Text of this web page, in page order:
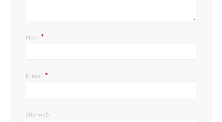
Nom*
E-mail*
Site web